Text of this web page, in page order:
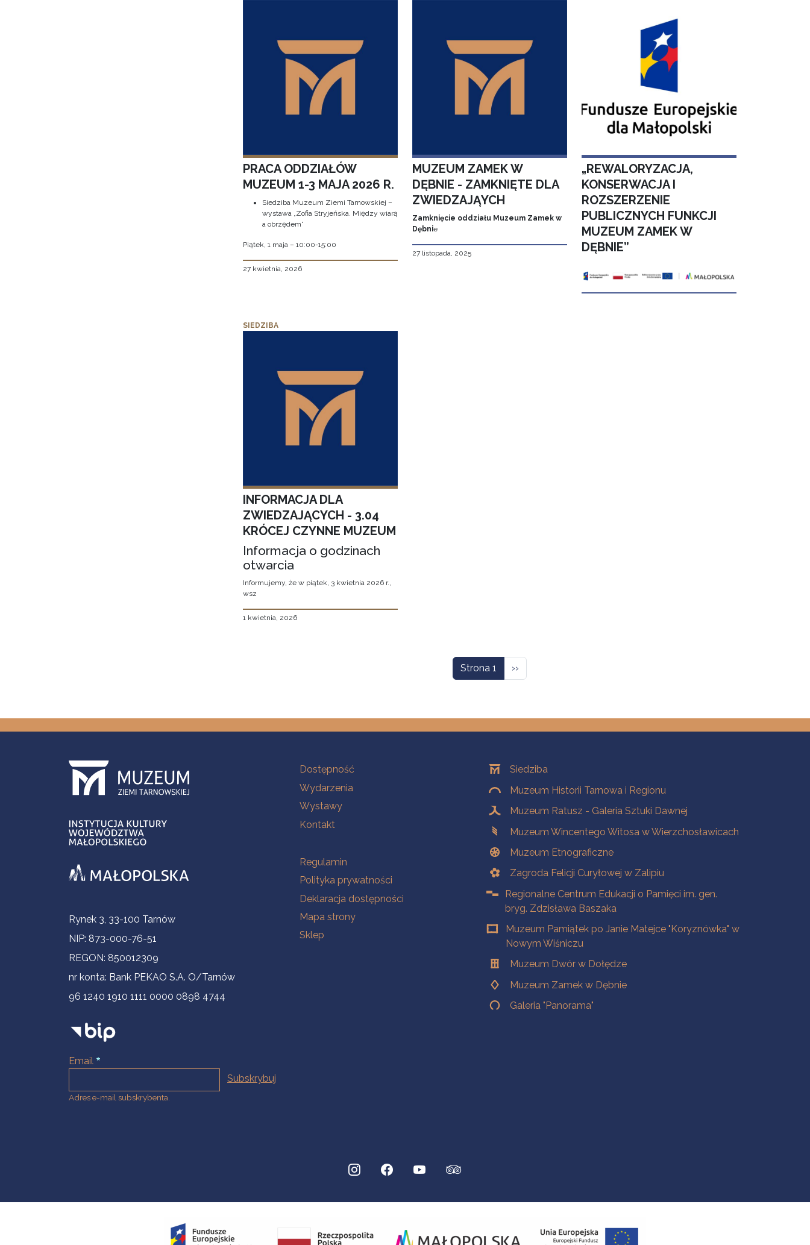
PRACA ODDZIAŁÓW
MUZEUM 1-3 MAJA 2026 R.
Siedziba Muzeum Ziemi Tarnowskiej –
wystawa „Zofia Stryjeńska. Między wiarą
a obrzędem”
Piątek, 1 maja – 10:00-15:00
27 kwietnia, 2026
MUZEUM ZAMEK W
DĘBNIE - ZAMKNIĘTE DLA
ZWIEDZAJĄYCH
Zamknięcie oddziału Muzeum Zamek w
Dębnie
27 listopada, 2025
„REWALORYZACJA,
KONSERWACJA I
ROZSZERZENIE
PUBLICZNYCH FUNKCJI
MUZEUM ZAMEK W
DĘBNIE”
SIEDZIBA
INFORMACJA DLA
ZWIEDZAJĄCYCH - 3.04
KRÓCEJ CZYNNE MUZEUM
Informacja o godzinach
otwarcia
Informujemy, że w piątek, 3 kwietnia 2026 r.,
wsz
1 kwietnia, 2026
Strona 1 Następna strona
››
Informacje kontaktowe
Rynek 3, 33-100 Tarnów
NIP: 873-000-76-51
REGON: 850012309
nr konta: Bank PEKAO S.A. O/Tarnów
96 1240 1910 1111 0000 0898 4744
Email
Adres e-mail subskrybenta.
Na skróty
Dostępność
Wydarzenia
Wystawy
Kontakt
Na skróty
Regulamin
Polityka prywatności
Deklaracja dostępności
Mapa strony
Sklep
OddziałySiedziba
Muzeum Historii Tarnowa i Regionu
Muzeum Ratusz - Galeria Sztuki Dawnej
Muzeum Wincentego Witosa w Wierzchosławicach
Muzeum Etnograficzne
Zagroda Felicji Curyłowej w Zalipiu
Regionalne Centrum Edukacji o Pamięci im. gen.
bryg. Zdzisława Baszaka
Muzeum Pamiątek po Janie Matejce "Koryznówka" w
Nowym Wiśniczu
Muzeum Dwór w Dołędze
Muzeum Zamek w Dębnie
Galeria "Panorama"